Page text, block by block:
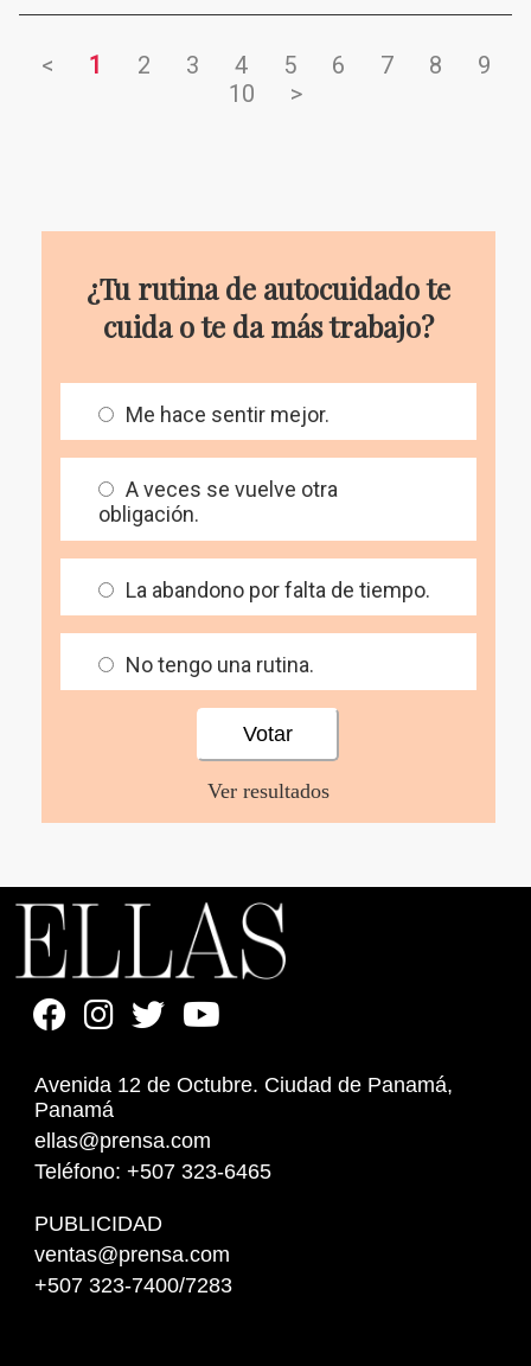
< 1 2 3 4 5 6 7 8
9
10
>
¿Tu rutina de autocuidado te
cuida o te da más trabajo?
Me hace sentir mejor.
A veces se vuelve otra
obligación.
La abandono por falta de tiempo.
No tengo una rutina.
Ver resultados
Avenida 12 de Octubre. Ciudad de Panamá,
Panamá
ellas@prensa.com
Teléfono: +507 323-6465
PUBLICIDAD
ventas@prensa.com
+507 323-7400/7283